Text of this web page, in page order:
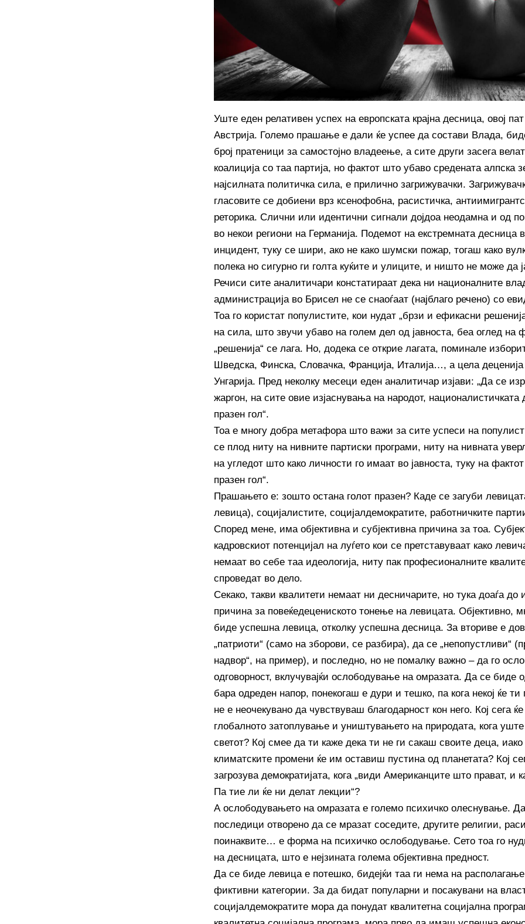
Уште еден релативен успех на европската крајна десница, овој
Австрија. Големо прашање е дали ќе успее да состави Влада,
број пратеници за самостојно владеење, а сите други засега
коалиција со таа партија, но фактот што убаво средената алпска
најсилната политичка сила, е прилично загрижувачки.
гласовите се добиени врз ксенофобна, расистичка,
реторика. Слични или идентични сигнали дојдоа неодамна и од
во некои региони на Германија. Подемот на екстремната десница
инцидент, туку се шири, ако не како шумски пожар, тогаш како
полека но сигурно ги голта куќите и улиците, и ништо не може да
Речиси сите аналитичари констатираат дека ни националните
администрација во Брисел не се снаоѓаат (најблаго речено) со
Тоа го користат популистите, кои нудат „брзи и ефикасни
на сила, што звучи убаво на голем дел од јавноста, беа оглед на
„решенија“ се лага. Но, додека се открие лагата, поминале
Шведска, Финска, Словачка, Франција, Италија…, а цела деценија
Унгарија. Пред неколку месеци еден аналитичар изјави: „Да се
жаргон, на сите овие изјаснувања на народот,
празен гол“.
Тоа е многу добра метафора што важи за сите успеси на
се плод ниту на нивните партиски програми, ниту на нивната
на угледот што како личности го имаат во јавноста, туку на
празен гол“.
Прашањето е: зошто остана голот празен? Каде се загуби
левица), социјалистите, социјалдемократите, работничките
Според мене, има објективна и субјективна причина за тоа.
кадровскиот потенцијал на луѓето кои се претставуваат како
немаат во себе таа идеологија, ниту пак професионалните
спроведат во дело.
Секако, такви квалитети немаат ни десничарите, но тука доаѓа до
причина за повеќедецениското тонење на левицата. Објективно,
биде успешна левица, отколку успешна десница. За вториве е
„патриоти“ (само на зборови, се разбира), да се „непопустливи“
надвор“, на пример), и последно, но не помалку важно – да го
одговорност, вклучувајќи ослободување на омразата. Да се биде
бара одреден напор, понекогаш е дури и тешко, па кога некој ќе ти
не е неочекувано да чувствуваш благодарност кон него. Кој сега
глобалното затоплување и уништувањето на природата, кога уште
светот? Кој смее да ти каже дека ти не ги сакаш своите деца,
климатските промени ќе им оставиш пустина од планетата? Кој
загрозува демократијата, кога „види Американците што прават, и
Па тие ли ќе ни делат лекции“?
А ослободувањето на омразата е големо психичко олеснување.
последици отворено да се мразат соседите, другите религии,
поинаквите… е форма на психичко ослободување. Сето тоа го
на десницата, што е нејзината голема објективна предност.
Да се биде левица е потешко, бидејќи таа ги нема на
фиктивни категории. За да бидат популарни и посакувани на
социјалдемократите мора да понудат квалитетна социјална